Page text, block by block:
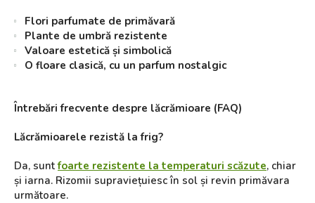
Flori parfumate de primăvară
Plante de umbră rezistente
Valoare estetică și simbolică
O floare clasică, cu un parfum nostalgic
Întrebări frecvente despre lăcrămioare (FAQ)
Lăcrămioarele rezistă la frig?
Da, suntfoarte rezistente la temperaturi scăzute, chiar
și iarna. Rizomii supraviețuiesc în sol și revin primăvara
următoare.